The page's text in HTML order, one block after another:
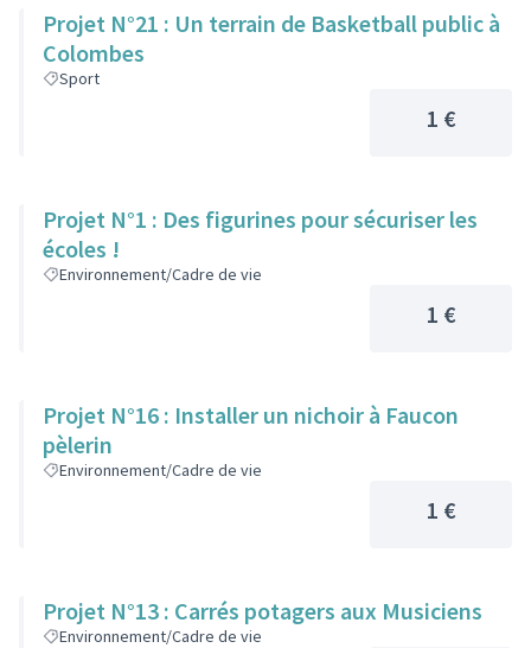
Projet N°21 : Un terrain de Basketball public à
Colombes
Sport
1 €
Projet N°1 : Des figurines pour sécuriser les
écoles !
Environnement/Cadre de vie
1 €
Projet N°16 : Installer un nichoir à Faucon
pèlerin
Environnement/Cadre de vie
1 €
Projet N°13 : Carrés potagers aux Musiciens
Environnement/Cadre de vie